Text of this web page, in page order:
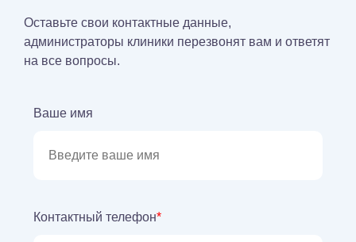
Оставьте свои контактные данные,
администраторы клиники перезвонят вам и ответят
на все вопросы.
Ваше имя
Контактный телефон*